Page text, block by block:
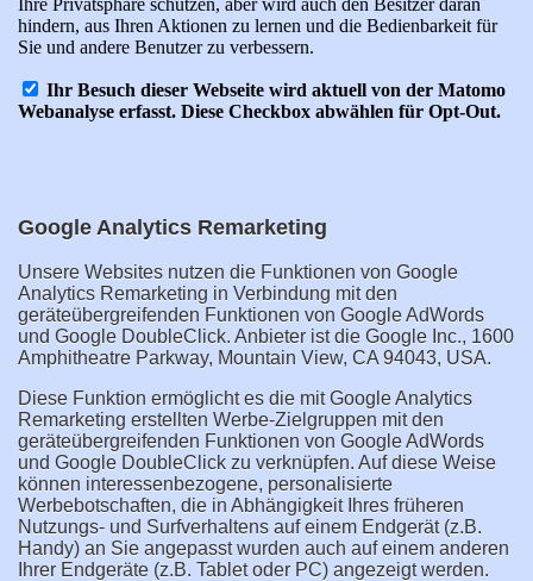
Google Analytics Remarketing
Unsere Websites nutzen die Funktionen von Google
Analytics Remarketing in Verbindung mit den
geräteübergreifenden Funktionen von Google AdWords
und Google DoubleClick. Anbieter ist die Google Inc., 1600
Amphitheatre Parkway, Mountain View, CA 94043, USA.
Diese Funktion ermöglicht es die mit Google Analytics
Remarketing erstellten Werbe-Zielgruppen mit den
geräteübergreifenden Funktionen von Google AdWords
und Google DoubleClick zu verknüpfen. Auf diese Weise
können interessenbezogene, personalisierte
Werbebotschaften, die in Abhängigkeit Ihres früheren
Nutzungs- und Surfverhaltens auf einem Endgerät (z.B.
Handy) an Sie angepasst wurden auch auf einem anderen
Ihrer Endgeräte (z.B. Tablet oder PC) angezeigt werden.